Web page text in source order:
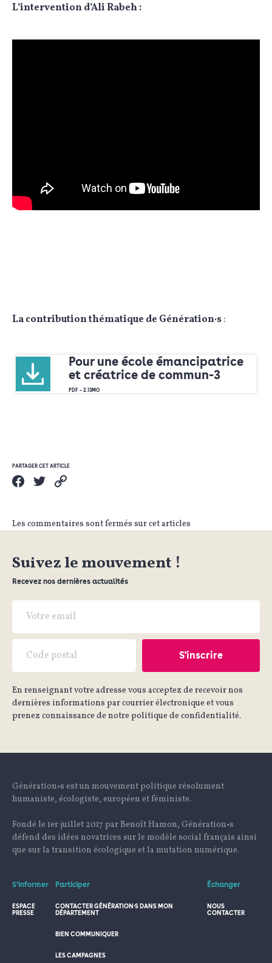
L’intervention d’Ali Rabeh :
La contribution thématique de Génération·s:
Pour une école émancipatrice
et créatrice de commun-3
PDF – 2.13MO
PARTAGER CET ARTICLE
Les commentaires sont fermés sur cet articles
Suivez le mouvement !
Recevez nos dernières actualités
En renseignant votre adresse vous acceptez de recevoir nos
dernières informations par courrier électronique et vous
prenez connaissance de notre politique de confidentialité.
Génération•s est un mouvement politique résolument
humaniste, écologiste, européen et féministe.
Fondé le 1er juillet 2017 par Benoît Hamon, Génération•s
défend des idées novatrices sur le modèle social français ainsi
que sur la transition écologique et la mutation numérique.
S’informer
ESPACE
PRESSE
Participer
CONTACTER GÉNÉRATION·S DANS MON
DÉPARTEMENT
BIEN COMMUNIQUER
LES CAMPAGNES
Échanger
NOUS
CONTACTER